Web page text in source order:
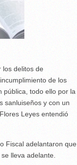
los delitos de
de los
pública, todo ello por la
sanluiseños y con un
Leyes entendió
Fiscal adelantaron que
lleva adelante.